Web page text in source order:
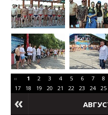
‹‹ 1 2 3 4 5 6 7 8
17
18 19 20 21 22 23 24 25